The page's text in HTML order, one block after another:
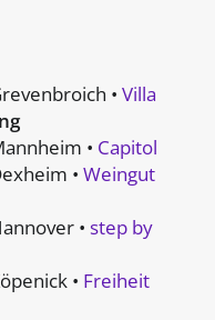
• Villa
• Capitol
• Weingut
• step by
• Freiheit